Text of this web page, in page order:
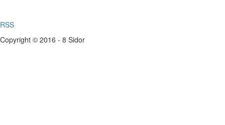
RSS
Copyright © 2016 - 8 Sidor